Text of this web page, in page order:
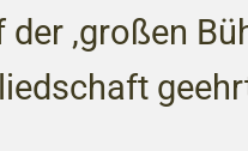
‚großen